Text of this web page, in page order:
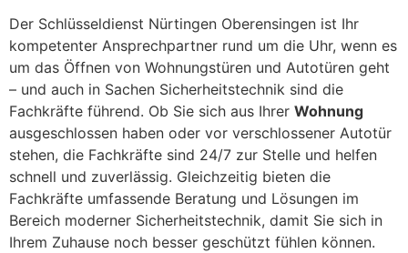
Der Schlüsseldienst Nürtingen Oberensingen ist Ihr
kompetenter Ansprechpartner rund um die Uhr, wenn es
um das Öffnen von Wohnungstüren und Autotüren geht
– und auch in Sachen Sicherheitstechnik sind die
Fachkräfte führend. Ob Sie sich aus Ihrer Wohnung
ausgeschlossen haben oder vor verschlossener Autotür
stehen, die Fachkräfte sind 24/7 zur Stelle und helfen
schnell und zuverlässig. Gleichzeitig bieten die
Fachkräfte umfassende Beratung und Lösungen im
Bereich moderner Sicherheitstechnik, damit Sie sich in
Ihrem Zuhause noch besser geschützt fühlen können.